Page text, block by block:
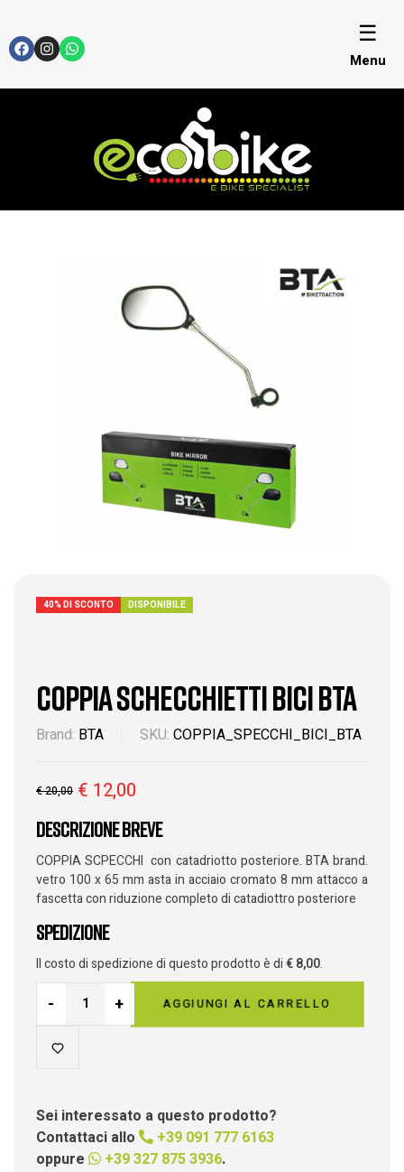
☰
Menu
40% DI SCONTO DISPONIBILE
coppia schecchietti bici BTA
Brand: BTA SKU: COPPIA_SPECCHI_BICI_BTA
€20,00 € 12,00
Descrizione breve
COPPIA SCPECCHI con catadriotto posteriore. BTA brand.
vetro 100 x 65 mm asta in acciaio cromato 8 mm attacco a
fascetta con riduzione completo di catadiottro posteriore
Spedizione
Il costo di spedizione di questo prodotto è di€8,00.
- + AGGIUNGI AL CARRELLO
Sei interessato a questo prodotto?
Contattaci allo
+39 091 777 6163
oppure
+39 327 875 3936.